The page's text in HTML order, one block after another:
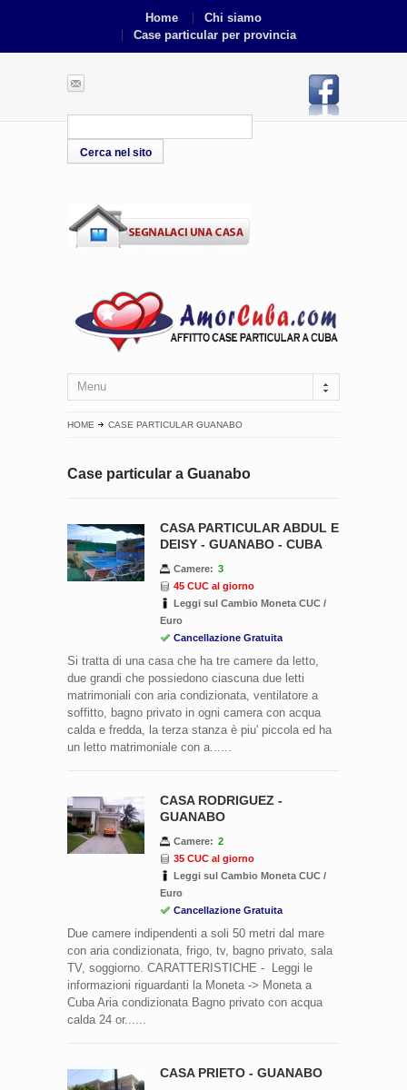
Home
Chi siamo
Case particular per provincia
Menu
HOME CASE PARTICULAR GUANABO
Case particular a Guanabo
CASA PARTICULAR ABDUL E
DEISY - GUANABO - CUBA
Camere: 3
45 CUC al giorno
Leggi sul Cambio Moneta CUC /
Euro
Cancellazione Gratuita
Si tratta di una casa che ha tre camere da letto,
due grandi che possiedono ciascuna due letti
matrimoniali con aria condizionata, ventilatore a
soffitto, bagno privato in ogni camera con acqua
calda e fredda, la terza stanza è piu' piccola ed ha
un letto matrimoniale con a......
CASA RODRIGUEZ -
GUANABO
Camere: 2
35 CUC al giorno
Leggi sul Cambio Moneta CUC /
Euro
Cancellazione Gratuita
Due camere indipendenti a soli 50 metri dal mare
con aria condizionata, frigo, tv, bagno privato, sala
TV, soggiorno. CARATTERISTICHE - Leggi le
informazioni riguardanti la Moneta -> Moneta a
Cuba Aria condizionata Bagno privato con acqua
calda 24 or......
CASA PRIETO - GUANABO